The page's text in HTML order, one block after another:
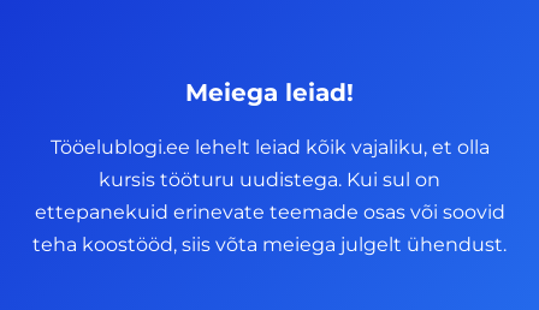
Meiega leiad!
Tööelublogi.ee lehelt leiad kõik vajaliku, et olla
kursis tööturu uudistega. Kui sul on
ettepanekuid erinevate teemade osas või soovid
teha koostööd, siis võta meiega julgelt ühendust.